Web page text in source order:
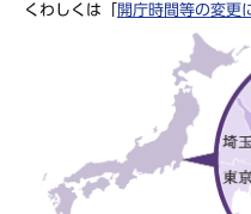
くわしくは「
開庁時間等の変更